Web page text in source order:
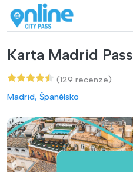
Karta Madrid Pass
(129 recenze)
Madrid, Španělsko